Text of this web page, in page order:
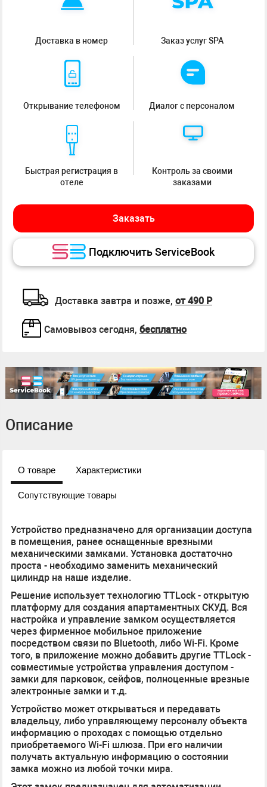
Доставка в номер Заказ услуг SPA
Открывание телефоном Диалог с персоналом
Быстрая регистрация в
отеле
Контроль за своими
заказами
Заказать
Подключить ServiceBook
Доставка завтра и позже, от 490 Р
Самовывоз сегодня, бесплатно
Описание
О товаре Характеристики
Сопутствующие товары
Устройство предназначено для организации доступа
в помещения, ранее оснащенные врезными
механическими замками. Установка достаточно
проста - необходимо заменить механический
цилиндр на наше изделие.
Решение использует технологию TTLock - открытую
платформу для создания апартаментных СКУД. Вся
настройка и управление замком осуществляется
через фирменное мобильное приложение
посредством связи по Bluetooth, либо Wi-Fi. Кроме
того, в приложение можно добавить другие TTLock -
совместимые устройства управления доступом -
замки для парковок, сейфов, полноценные врезные
электронные замки и т.д.
Устройство может открываться и передавать
владельцу, либо управляющему персоналу объекта
информацию о проходах с помощью отдельно
приобретаемого Wi-Fi шлюза. При его наличии
получать актуальную информацию о состоянии
замка можно из любой точки мира.